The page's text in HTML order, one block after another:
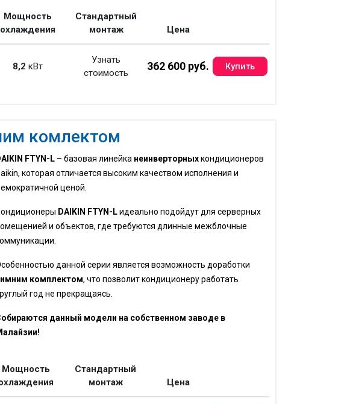
Мощность
охлаждения
Стандартный
монтаж
Цена
8,2 кВт
Узнать
стоимость
362 600 руб.
комлектом
FTYN-L – базовая линейка неинверторныхкондиционеров
которая отличается высоким качеством исполнения и
ценой.
DAIKIN FTYN-Lидеально подойдут для серверных
и объектов, где требуются длинные межблочные
данной серии является возможность доработки
комплектом, что позволит кондиционеру работать
год не прекращаясь.
данный модели на собственном заводе в
Мощность
Стандартный
монтаж
Цена